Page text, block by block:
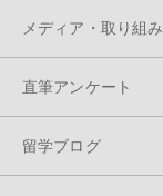
メディア・取り組み
直筆アンケート
留学ブログ